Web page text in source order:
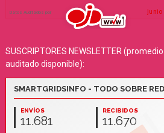
SUSCRIPTORES NEWSLETTER
auditado disponible):